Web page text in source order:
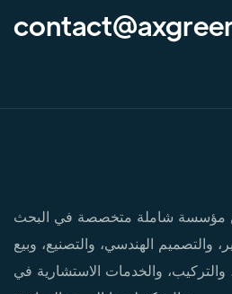
مؤسسة شاملة متخصصة في البحث
والتصميم الهندسي، والتصنيع، وبيع
والتركيب، والخدمات الاستشارية في